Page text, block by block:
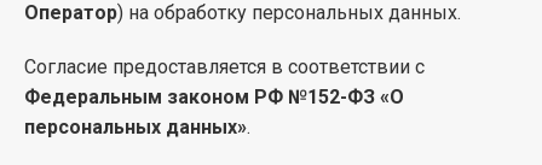
Оператор) на обработку персональных данных.
Согласие предоставляется в соответствии с
Федеральным законом РФ №152-ФЗ «О
персональных данных».